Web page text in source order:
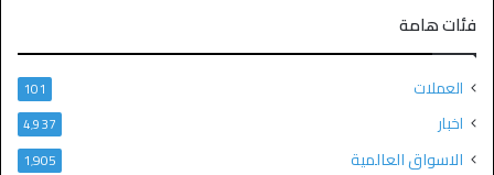
فئات هامة
العملات 101
اخبار 4٬937
الاسواق العالمية 1٬905